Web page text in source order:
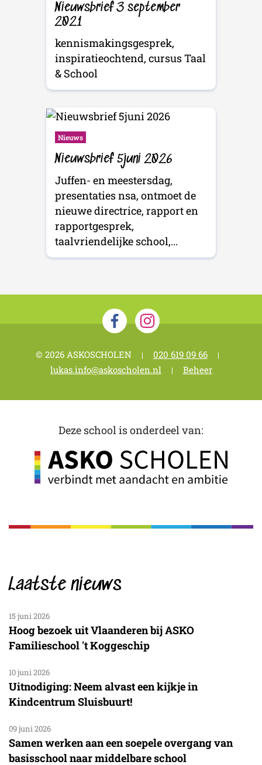
Nieuwsbrief 3 september
2021
kennismakingsgesprek,
inspiratieochtend, cursus Taal
& School
Nieuws
Nieuwsbrief 5juni 2026
Juffen- en meestersdag,
presentaties nsa, ontmoet de
nieuwe directrice, rapport en
rapportgesprek,
taalvriendelijke school,...
© 2026 ASKOSCHOLEN | 020 619 09 66 |
lukas.info@askoscholen.nl | Beheer
Deze school is onderdeel van:
Laatste nieuws
15 juni 2026
Hoog bezoek uit Vlaanderen bij ASKO
Familieschool 't Koggeschip
10 juni 2026
Uitnodiging: Neem alvast een kijkje in
Kindcentrum Sluisbuurt!
09 juni 2026
Samen werken aan een soepele overgang van
basisschool naar middelbare school